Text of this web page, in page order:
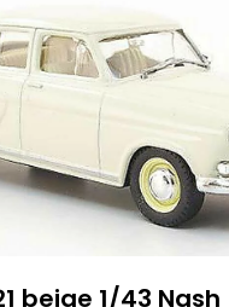
beige 1/43 Nash